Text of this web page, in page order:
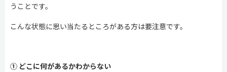
うことです。
こんな状態に思い当たるところがある方は要注意です。
① どこに何があるかわからない